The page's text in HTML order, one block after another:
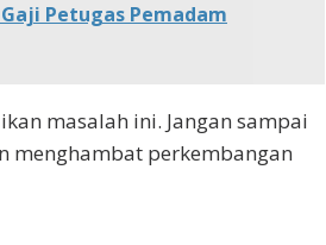
Petugas Pemadam
masalah ini. Jangan sampai
menghambat perkembangan